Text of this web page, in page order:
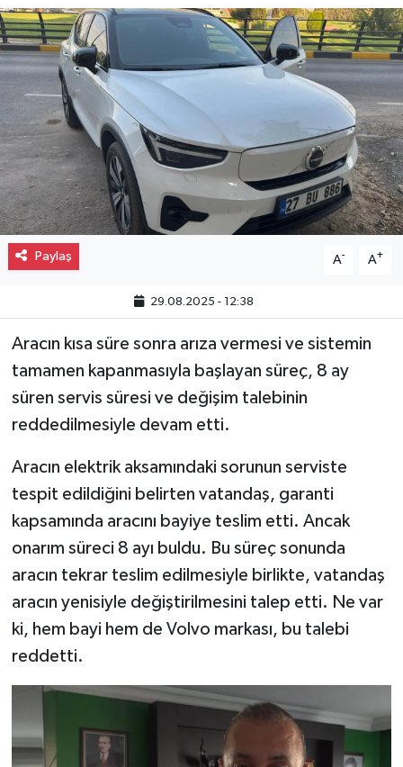
Paylaş A- A+
29.08.2025 - 12:38
Aracın kısa süre sonra arıza vermesi ve sistemin
tamamen kapanmasıyla başlayan süreç, 8 ay
süren servis süresi ve değişim talebinin
reddedilmesiyle devam etti.
Aracın elektrik aksamındaki sorunun serviste
tespit edildiğini belirten vatandaş, garanti
kapsamında aracını bayiye teslim etti. Ancak
onarım süreci 8 ayı buldu. Bu süreç sonunda
aracın tekrar teslim edilmesiyle birlikte, vatandaş
aracın yenisiyle değiştirilmesini talep etti. Ne var
ki, hem bayi hem de Volvo markası, bu talebi
reddetti.
Magazin
Gayrimenkul
Spor
Eğitim